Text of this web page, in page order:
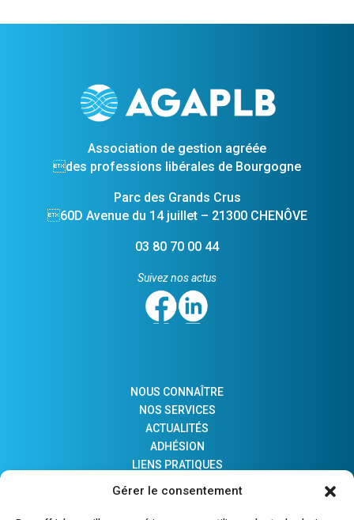
Gérer le consentement
Association de gestion agréée
des professions libérales de Bourgogne
Parc des Grands Crus
60D Avenue du 14 juillet – 21300 CHENÔVE
03 80 70 00 44
Suivez nos actus
NOUS CONNAÎTRE
NOS SERVICES
ACTUALITÉS
ADHÉSION
LIENS PRATIQUES